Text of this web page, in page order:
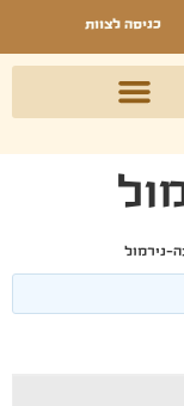
כניסה לצוות
נירמול